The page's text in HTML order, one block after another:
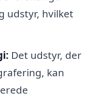
udstyr, hvilket
Det udstyr, der
kan